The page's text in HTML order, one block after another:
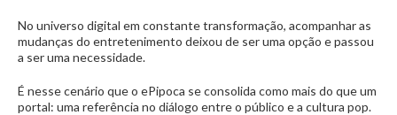
No universo digital em constante transformação, acompanhar as
mudanças do entretenimento deixou de ser uma opção e passou
a ser uma necessidade.
É nesse cenário que o ePipoca se consolida como mais do que um
portal: uma referência no diálogo entre o público e a cultura pop.